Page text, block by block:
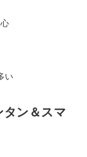
い
ン＆スマ